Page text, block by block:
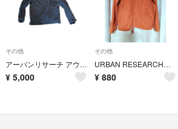
その他
アーバンリサーチ アウタージャケット wh87-17y005 サイズ40
¥ 5,000
その他
URBAN RESEARCH メンズ ジャケット オレンジ
¥ 880